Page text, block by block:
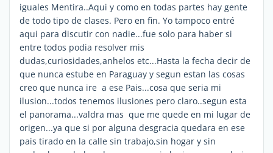
iguales Mentira..Aqui y como en todas partes hay gente
de todo tipo de clases. Pero en fin. Yo tampoco entré
aqui para discutir con nadie...fue solo para haber si
entre todos podia resolver mis
dudas,curiosidades,anhelos etc...Hasta la fecha decir de
que nunca estube en Paraguay y segun estan las cosas
creo que nunca ire a ese Pais...cosa que seria mi
ilusion...todos tenemos ilusiones pero claro..segun esta
el panorama...valdra mas que me quede en mi lugar de
origen...ya que si por alguna desgracia quedara en ese
pais tirado en la calle sin trabajo,sin hogar y sin